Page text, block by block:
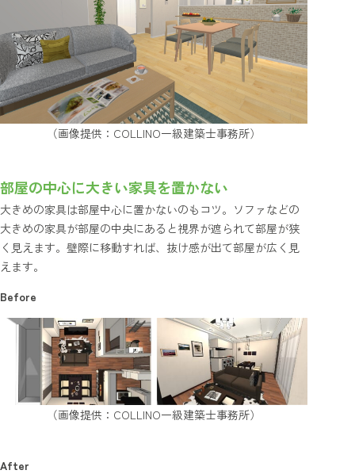
（画像提供：COLLINO一級建築士事務所）
部屋の中心に大きい家具を置かない
大きめの家具は部屋中心に置かないのもコツ。ソファなどの
大きめの家具が部屋の中央にあると視界が遮られて部屋が狭
く見えます。壁際に移動すれば、抜け感が出て部屋が広く見
えます。
Before
（画像提供：COLLINO一級建築士事務所）
After